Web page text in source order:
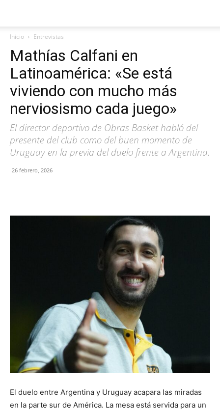
Inicio Entrevistas
Mathías Calfani en
Latinoamérica: «Se está
viviendo con mucho más
nerviosismo cada juego»
El director deportivo de Obras Basket habló del
presente del club como del buen momento de
Uruguay en la previa del duelo frente a Argentina.
26 febrero, 2026
El duelo entre Argentina y Uruguay acapara las miradas
en la parte sur de América. La mesa está servida para un